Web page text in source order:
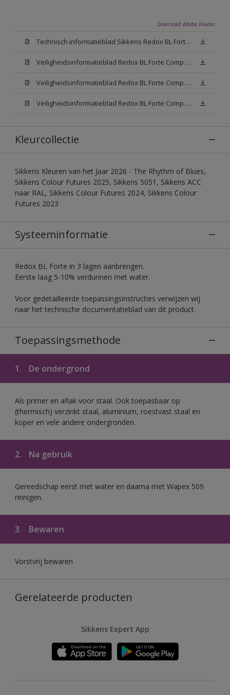
Download Adobe Reader
Technisch informatieblad Sikkens Redox BL Forte (PDF)
Veiligheidsinformatieblad Redox BL Forte Comp. B (MSDS)
Veiligheidsinformatieblad Redox BL Forte Comp. -A W05 (MSDS)
Veiligheidsinformatieblad Redox BL Forte Comp. -A N00 (MSDS)
Kleurcollectie
Sikkens Kleuren van het Jaar 2026 - The Rhythm of Blues,
Sikkens Colour Futures 2025, Sikkens 5051, Sikkens ACC
naar RAL, Sikkens Colour Futures 2024, Sikkens Colour
Futures 2023
Systeeminformatie
Redox BL Forte in 3 lagen aanbrengen.
Eerste laag 5-10% verdunnen met water.
Voor gedetailleerde toepassingsinstructies verwijzen wij
naar het technische documentatieblad van dit product.
Toepassingsmethode
1. De ondergrond
Als primer en aflak voor staal. Ook toepasbaar op
(thermisch) verzinkt staal, aluminium, roestvast staal en
koper en vele andere ondergronden.
2. Na gebruik
Gereedschap eerst met water en daarna met Wapex 509
reinigen.
3. Bewaren
Vorstvrij bewaren
Gerelateerde producten
Sikkens Expert App